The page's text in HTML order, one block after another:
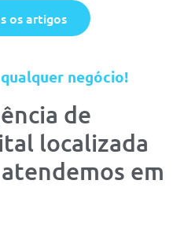
os artigos
negócio!
de
localizada
em